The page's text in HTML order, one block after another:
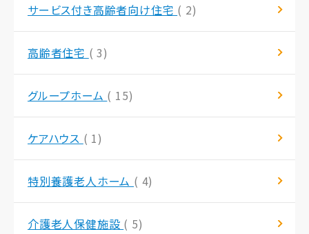
サービス付き高齢者向け住宅 ( 2)
高齢者住宅 ( 3)
グループホーム ( 15)
ケアハウス ( 1)
特別養護老人ホーム ( 4)
介護老人保健施設 ( 5)